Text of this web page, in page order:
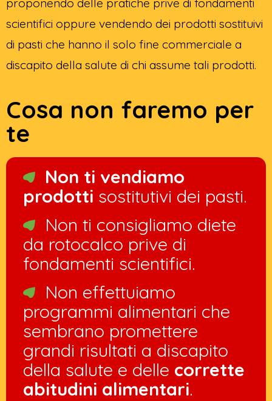
scientifici oppure vendendo dei prodotti sostituivi
di pasti che hanno il solo fine commerciale a
discapito della salute di chi assume tali prodotti.
Cosa non faremo per
te
Non ti vendiamo
prodotti sostitutivi dei pasti.
Non ti consigliamo diete
da rotocalco prive di
fondamenti scientifici.
Non effettuiamo
programmi alimentari che
sembrano promettere
grandi risultati a discapito
della salute e delle corrette
abitudini alimentari.